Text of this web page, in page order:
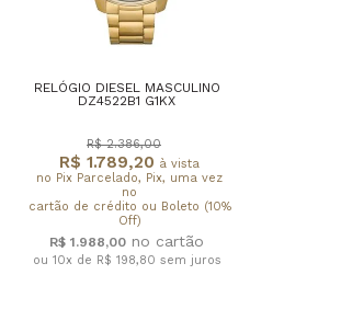
RELÓGIO DIESEL MASCULINO
DZ4522B1 G1KX
R$ 1.789,20 à vista
no Pix Parcelado, Pix, uma vez
no
cartão de crédito ou Boleto (10%
Off)
R$ 2.386,00
R$ 1.988,00
ou 10x de R$ 198,80 sem juros